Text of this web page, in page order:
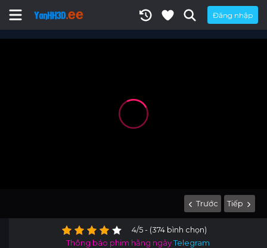
Đăng nhập
Trước Tiếp
4/5 - (374 bình chọn)
Thông báo phim hằng ngàyTelegram